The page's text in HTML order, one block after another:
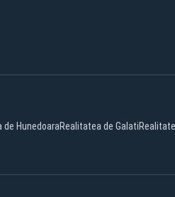
de HunedoaraRealitatea de Galati